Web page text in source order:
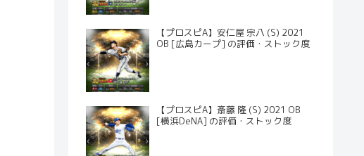
【プロスピA】安仁屋 宗八 (S) 2021
OB [広島カープ] の評価・ストック度
【プロスピA】斎藤 隆 (S) 2021 OB
[横浜DeNA] の評価・ストック度